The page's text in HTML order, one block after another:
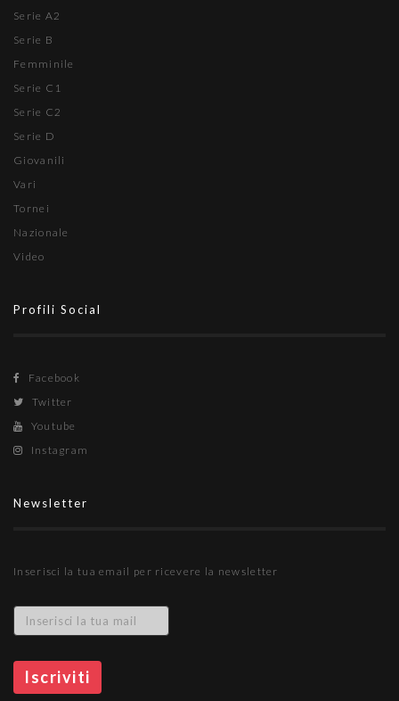
Serie A2
Serie B
Femminile
Serie C1
Serie C2
Serie D
Giovanili
Vari
Tornei
Nazionale
Video
Profili Social
Facebook
Twitter
Youtube
Instagram
Newsletter
Inserisci la tua email per ricevere la newsletter